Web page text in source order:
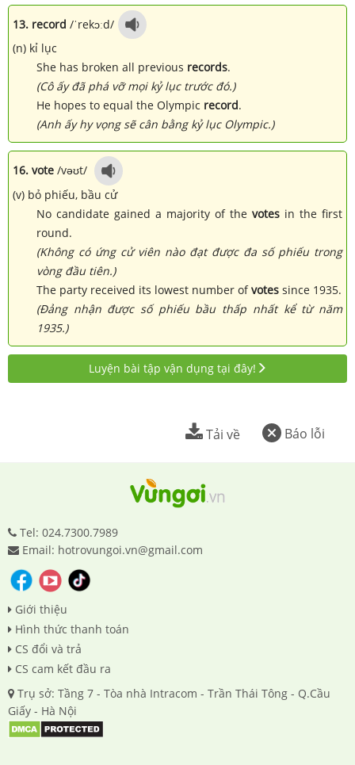
13. record /ˈrekɔːd/
(n) kỉ lục
She has broken all previous records.
(Cô ấy đã phá vỡ mọi kỷ lục trước đó.)
He hopes to equal the Olympic record.
(Anh ấy hy vọng sẽ cân bằng kỷ lục Olympic.)
16. vote /vəʊt/
(v) bỏ phiếu, bầu cử
No candidate gained a majority of the votes in the first
round.
(Không có ứng cử viên nào đạt được đa số phiếu trong
vòng đầu tiên.)
The party received its lowest number ofvotes since 1935.
(Đảng nhận được số phiếu bầu thấp nhất kể từ năm
1935.)
Luyện bài tập vận dụng tại đây!
Báo lỗi
Tải về
Tel: 024.7300.7989
Email: hotrovungoi.vn@gmail.com
Giới thiệu
Hình thức thanh toán
CS đổi và trả
CS cam kết đầu ra
Trụ sở: Tầng 7 - Tòa nhà Intracom - Trần Thái Tông - Q.Cầu
Giấy - Hà Nội